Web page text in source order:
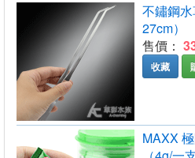
不鏽鋼
27cm）
售價：
收藏
MAXX